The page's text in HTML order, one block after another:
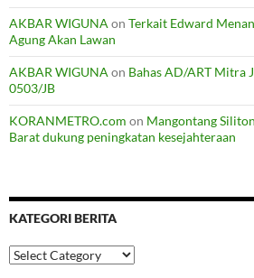
AKBAR WIGUNA on Terkait Edward
Agung Akan Lawan
AKBAR WIGUNA on Bahas AD/ART Mitra
0503/JB
KORANMETRO.com on Mangontang
Barat dukung peningkatan kesejahteraan
KATEGORI BERITA
Kategori
Berita